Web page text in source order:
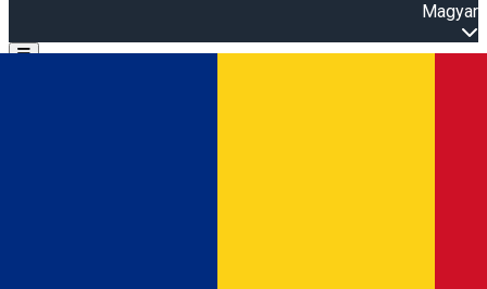
Magyar
Open main menu